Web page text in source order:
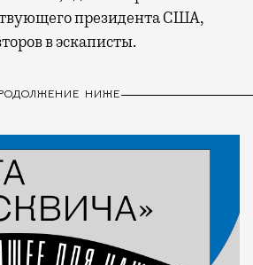
президента США,
в эскаписты.
НИЖЕ